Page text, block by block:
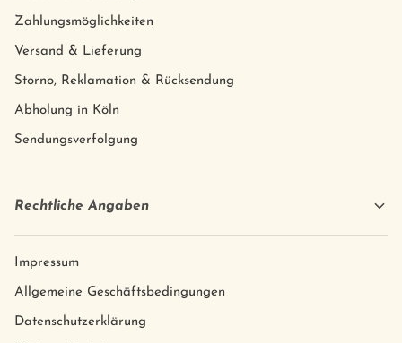
Zahlungsmöglichkeiten
Versand & Lieferung
Storno, Reklamation & Rücksendung
Abholung in Köln
Sendungsverfolgung
Rechtliche Angaben
Impressum
Allgemeine Geschäftsbedingungen
Datenschutzerklärung